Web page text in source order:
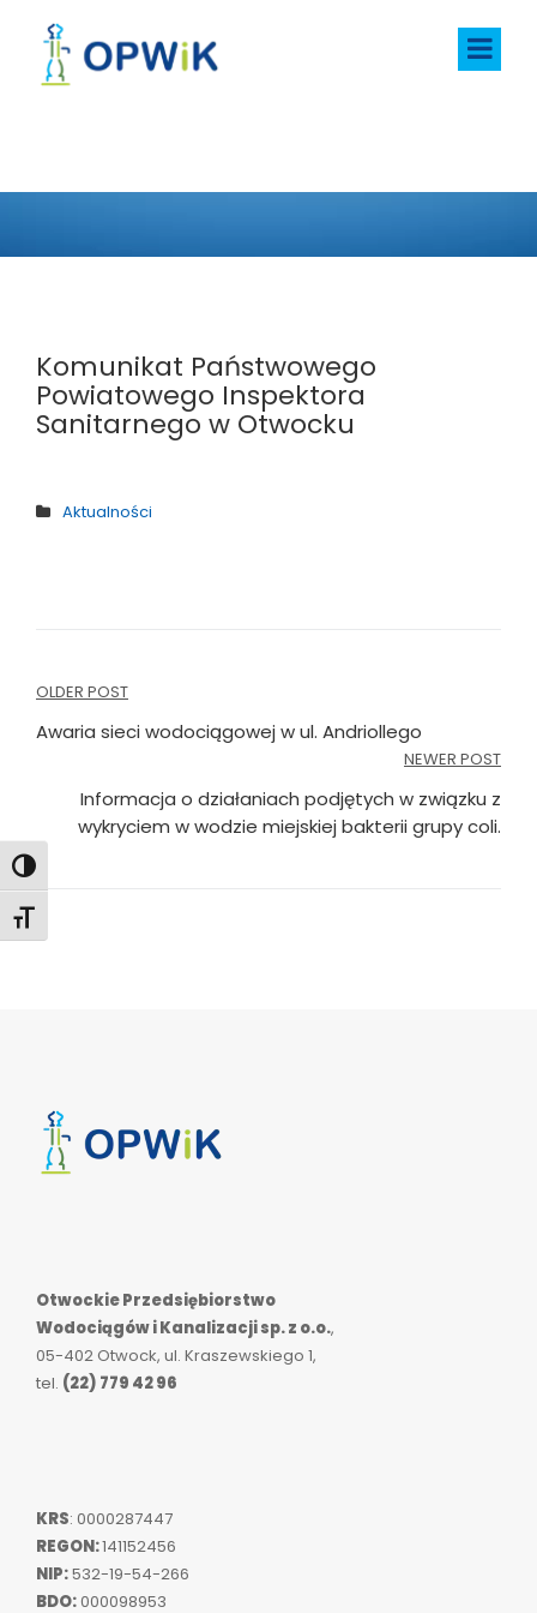
Toggle High Contrast
Toggle Font size
Komunikat Państwowego
Powiatowego Inspektora
Sanitarnego w Otwocku
Aktualności
Nawigacja
wpisu
OLDER POST
Awaria sieci wodociągowej w ul. Andriollego
NEWER POST
Informacja o działaniach podjętych w związku z
wykryciem w wodzie miejskiej bakterii grupy coli.
Otwockie Przedsiębiorstwo
Wodociągów i Kanalizacji sp. z o.o.,
05-402 Otwock, ul. Kraszewskiego 1,
tel. (22) 779 42 96
KRS: 0000287447
REGON:141152456
NIP:532-19-54-266
BDO:000098953